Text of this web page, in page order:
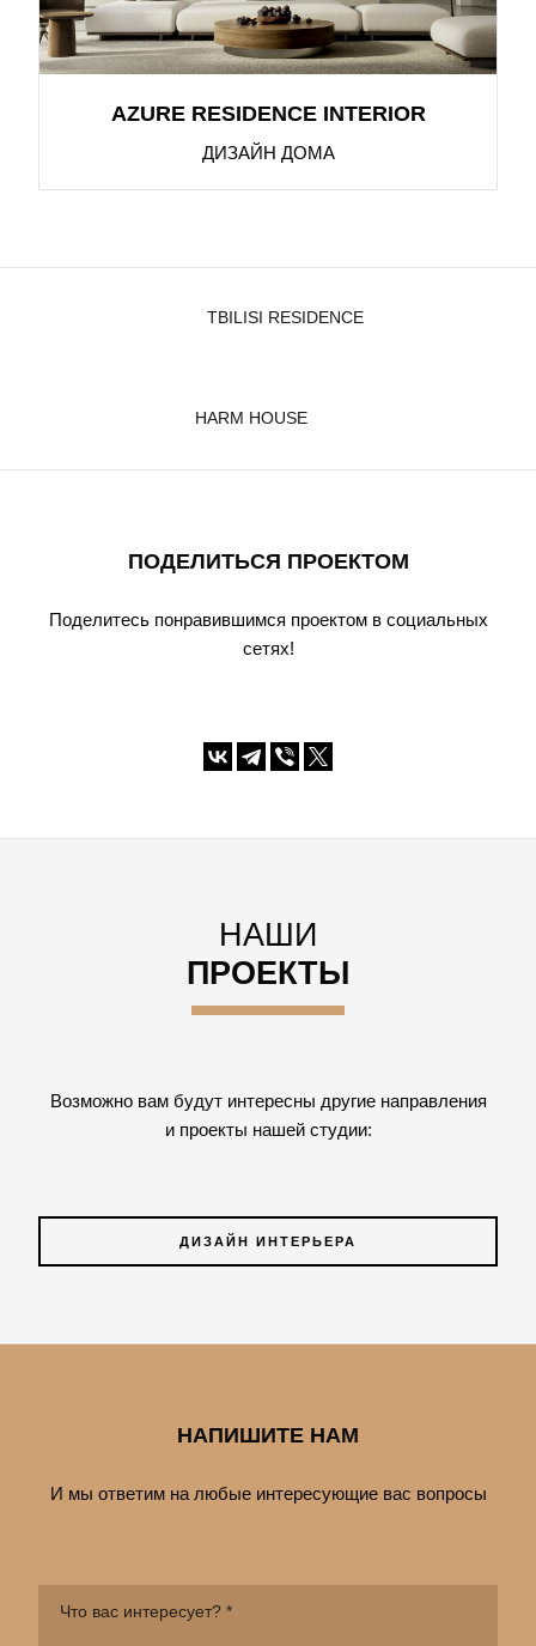
AZURE RESIDENCE INTERIOR
ДИЗАЙН ДОМА
TBILISI RESIDENCE
HARM HOUSE
ПОДЕЛИТЬСЯ ПРОЕКТОМ
Поделитесь понравившимся проектом в социальных
сетях!
НАШИ
ПРОЕКТЫ
Возможно вам будут интересны другие направления
и проекты нашей студии:
ДИЗАЙН ИНТЕРЬЕРА
НАПИШИТЕ НАМ
И мы ответим на любые интересующие вас вопросы